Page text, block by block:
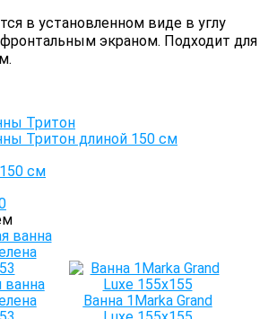
в установленном виде в углу
экраном. Подходит для
Тритон
Тритон длиной 150 см
см
ванна
Ванна 1Marka Grand